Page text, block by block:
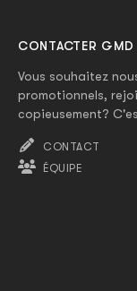
CONTACTER GMD
Vous souhaitez
promotionnels,
copieusement?
CONTACT
ÉQUIPE